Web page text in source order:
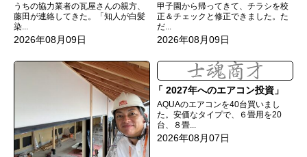
うちの協力業者の瓦屋さんの親方、
藤田が連絡してきた。「知人が白髪
染...
2026年08月09日
甲子園から帰ってきて、チラシを校
正＆チェックと修正できました。た
だ...
2026年08月09日
2027年へのエアコン投資
AQUAのエアコンを40台買いまし
た。安価なタイプで、６畳用を20
台、８畳...
2026年08月07日